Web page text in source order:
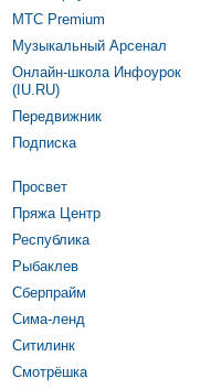
МТС Premium
Музыкальный Арсенал
Онлайн-школа Инфоурок
(IU.RU)
Передвижник
Подписка
Просвет
Пряжа Центр
Республика
Рыбаклев
Сберпрайм
Сима-ленд
Ситилинк
Смотрёшка